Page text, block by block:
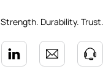
Strength. Durability. Trust.